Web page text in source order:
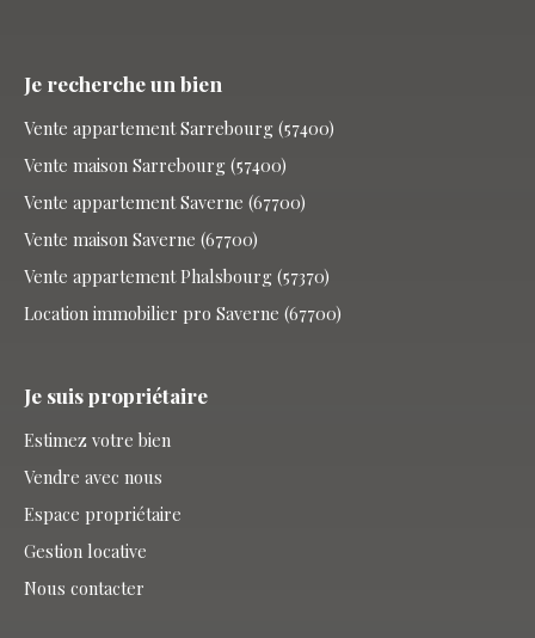
Je recherche un bien
Vente appartement Sarrebourg (57400)
Vente maison Sarrebourg (57400)
Vente appartement Saverne (67700)
Vente maison Saverne (67700)
Vente appartement Phalsbourg (57370)
Location immobilier pro Saverne (67700)
Je suis propriétaire
Estimez votre bien
Vendre avec nous
Espace propriétaire
Gestion locative
Nous contacter